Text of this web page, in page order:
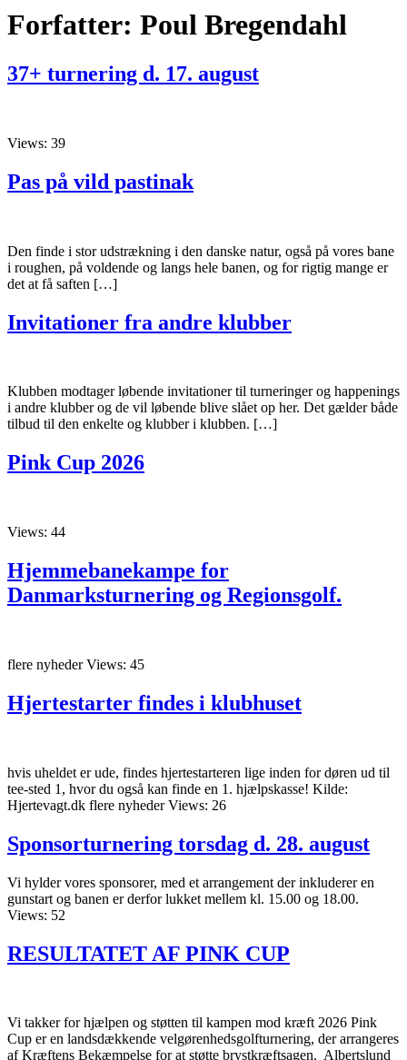
Forfatter: Poul Bregendahl
37+ turnering d. 17. august
Views: 39
Pas på vild pastinak
Den finde i stor udstrækning i den danske natur, også på vores bane
i roughen, på voldende og langs hele banen, og for rigtig mange er
det at få saften […]
Invitationer fra andre klubber
Klubben modtager løbende invitationer til turneringer og happenings
i andre klubber og de vil løbende blive slået op her. Det gælder både
tilbud til den enkelte og klubber i klubben. […]
Pink Cup 2026
Views: 44
Hjemmebanekampe for
Danmarksturnering og Regionsgolf.
flere nyheder Views: 45
Hjertestarter findes i klubhuset
hvis uheldet er ude, findes hjertestarteren lige inden for døren ud til
tee-sted 1, hvor du også kan finde en 1. hjælpskasse! Kilde:
Hjertevagt.dk flere nyheder Views: 26
Sponsorturnering torsdag d. 28. august
Vi hylder vores sponsorer, med et arrangement der inkluderer en
gunstart og banen er derfor lukket mellem kl. 15.00 og 18.00.
Views: 52
RESULTATET AF PINK CUP
Vi takker for hjælpen og støtten til kampen mod kræft 2026 Pink
Cup er en landsdækkende velgørenhedsgolfturnering, der arrangeres
af Kræftens Bekæmpelse for at støtte brystkræftsagen. Albertslund